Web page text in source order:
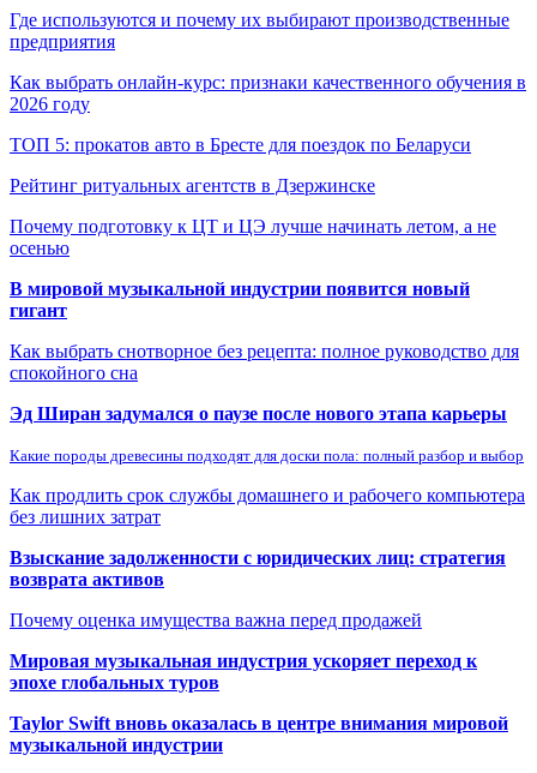
Где используются и почему их выбирают производственные
предприятия
Как выбрать онлайн-курс: признаки качественного обучения в
2026 году
ТОП 5: прокатов авто в Бресте для поездок по Беларуси
Рейтинг ритуальных агентств в Дзержинске
Почему подготовку к ЦТ и ЦЭ лучше начинать летом, а не
осенью
В мировой музыкальной индустрии появится новый
гигант
Как выбрать снотворное без рецепта: полное руководство для
спокойного сна
Эд Ширан задумался о паузе после нового этапа карьеры
Какие породы древесины подходят для доски пола: полный разбор и выбор
Как продлить срок службы домашнего и рабочего компьютера
без лишних затрат
Взыскание задолженности с юридических лиц: стратегия
возврата активов
Почему оценка имущества важна перед продажей
Мировая музыкальная индустрия ускоряет переход к
эпохе глобальных туров
Taylor Swift вновь оказалась в центре внимания мировой
музыкальной индустрии